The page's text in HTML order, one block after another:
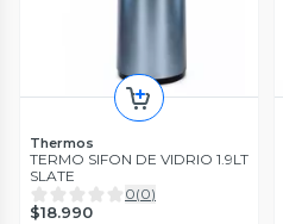
Thermos
TERMO SIFON DE VIDRIO 1.9LT
SLATE
0(0)
$18.990